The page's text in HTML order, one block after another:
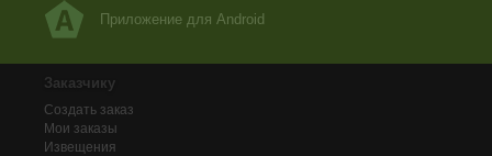
Приложение для Android
Заказчику
Создать заказ
Мои заказы
Извещения